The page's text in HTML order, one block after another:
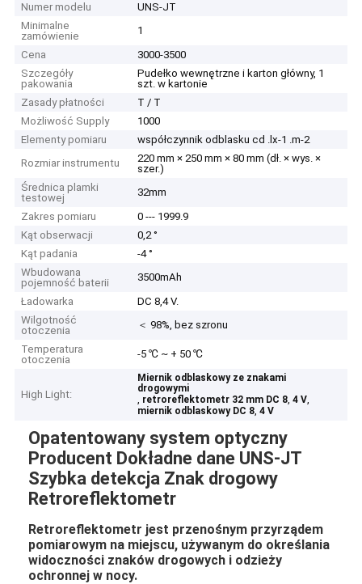
Numer modelu
UNS-JT
Minimalne
zamówienie
1
Cena
3000-3500
Szczegóły
pakowania
Pudełko wewnętrzne i karton główny, 1
szt. w kartonie
Zasady płatności
T / T
Możliwość Supply
1000
Elementy pomiaru
współczynnik odblasku cd .lx-1 .m-2
Rozmiar instrumentu
220 mm × 250 mm × 80 mm (dł. × wys. ×
szer.)
Średnica plamki
testowej
32mm
Zakres pomiaru
0 --- 1999.9
Kąt obserwacji
0,2 °
Kąt padania
-4 °
Wbudowana
pojemność baterii
3500mAh
Ładowarka
DC 8,4 V.
Wilgotność
otoczenia
＜ 98%, bez szronu
Temperatura
otoczenia
-5 ℃ ~ + 50 ℃
High Light:
Miernik odblaskowy ze znakami
drogowymi
, retroreflektometr 32 mm DC 8,4 V,
miernik odblaskowy DC 8,4 V
Opatentowany system optyczny
Producent Dokładne dane UNS-JT
Szybka detekcja Znak drogowy
Retroreflektometr
Retroreflektometr jest przenośnym przyrządem
pomiarowym na miejscu, używanym do określania
widoczności znaków drogowych i odzieży
ochronnej w nocy.